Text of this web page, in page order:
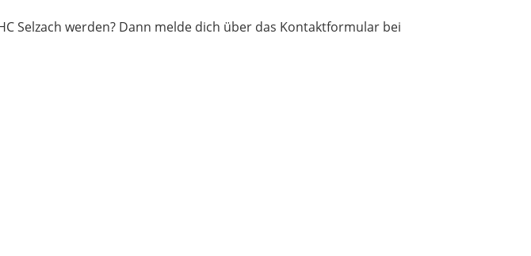
Selzach werden? Dann melde dich über das Kontaktformular bei